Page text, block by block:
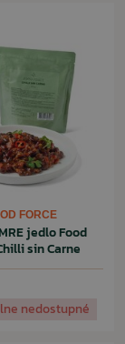
FORCE
jedlo Food
sin Carne
nedostupné